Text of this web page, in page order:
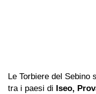
Le Torbiere del Sebino
tra i paesi di Iseo,